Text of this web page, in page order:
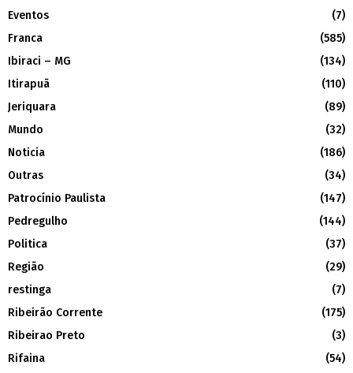
Eventos
(7)
Franca
(585)
Ibiraci – MG
(134)
Itirapuã
(110)
Jeriquara
(89)
Mundo
(32)
Noticia
(186)
Outras
(34)
Patrocínio Paulista
(147)
Pedregulho
(144)
Politica
(37)
Região
(29)
restinga
(7)
Ribeirão Corrente
(175)
Ribeirao Preto
(3)
Rifaina
(54)